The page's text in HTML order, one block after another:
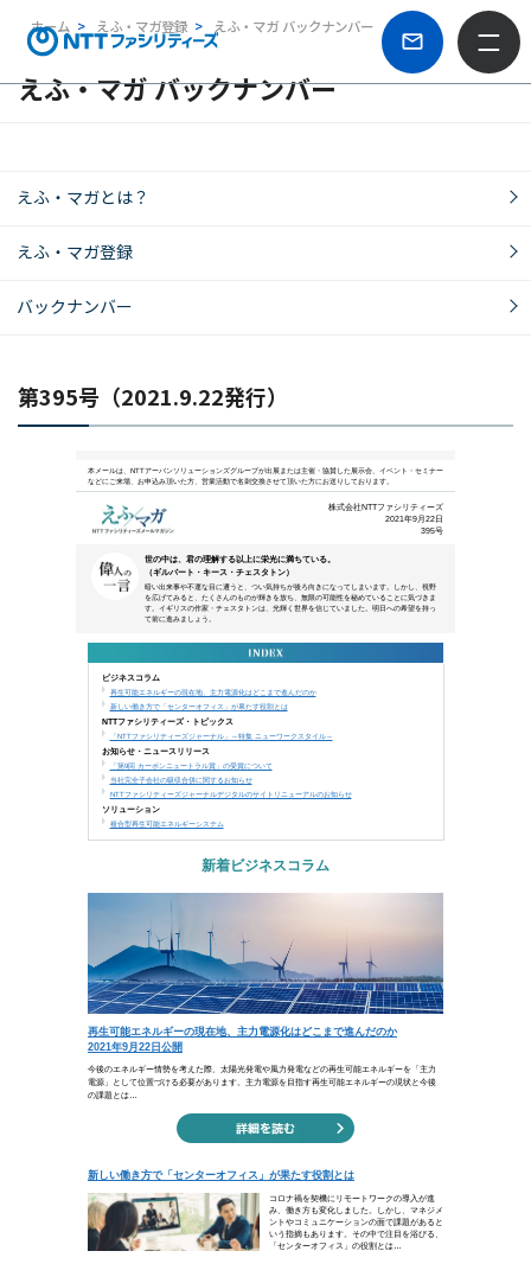
ホーム えふ・マガ登録 えふ・マガ バックナンバー
えふ・マガ バックナンバー
えふ・マガとは？
えふ・マガ登録
バックナンバー
第395号（2021.9.22発行）
本メールは、NTTアーバンソリューションズグループ
などにご来場、お申込み頂いた方、営業活動で名刺交
世の中は、君の理解する以上に
（ギルバート・キース・チェス
暗い出来事や不運な目に遭うと、つ
を広げてみると、たくさんのものが
す。イギリスの作家・チェスタトン
て前に進みましょう。